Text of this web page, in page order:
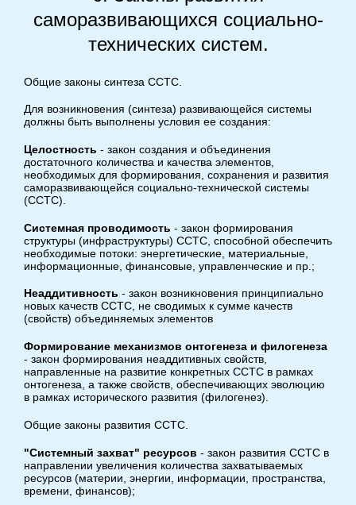
саморазвивающихся социально-
технических систем.
Общие законы синтеза ССТС.
Для возникновения (синтеза) развивающейся системы
должны быть выполнены условия ее создания:
Целостность - закон создания и объединения
достаточного количества и качества элементов,
необходимых для формирования, сохранения и развития
саморазвивающейся социально-технической системы
(ССТС).
Системная проводимость - закон формирования
структуры (инфраструктуры) ССТС, способной обеспечить
необходимые потоки: энергетические, материальные,
информационные, финансовые, управленческие и пр.;
Неаддитивность - закон возникновения принципиально
новых качеств ССТС, не сводимых к сумме качеств
(свойств) объединяемых элементов
Формирование механизмов онтогенеза и филогенеза
- закон формирования неаддитивных свойств,
направленные на развитие конкретных ССТС в рамках
онтогенеза, а также свойств, обеспечивающих эволюцию
в рамках исторического развития (филогенез).
Общие законы развития ССТС.
"Системный захват" ресурсов - закон развития ССТС в
направлении увеличения количества захватываемых
ресурсов (материи, энергии, информации, пространства,
времени, финансов);